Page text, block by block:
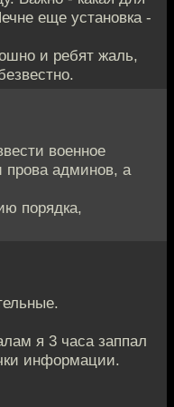
еще установка -
и ребят жаль,
военное
прова админов, а
порядка,
я 3 часа заппал
информации.